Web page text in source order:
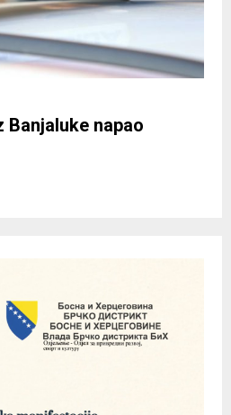
Banjaluke napao